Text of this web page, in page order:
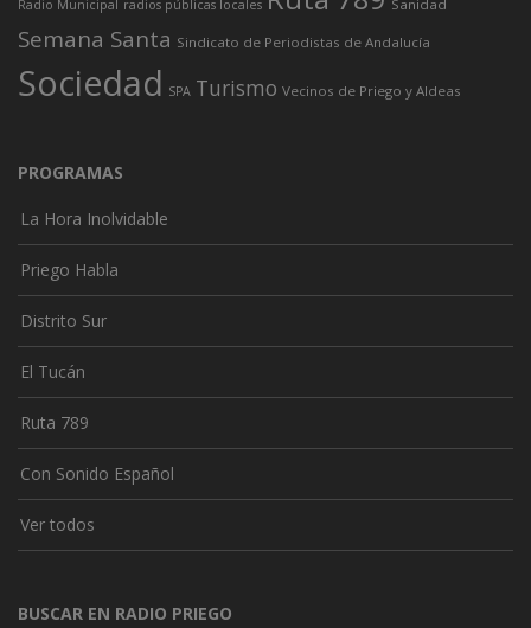
Radio Municipal radios públicas locales Sanidad
Semana Santa Sindicato de Periodistas de Andalucía
Sociedad SPA Turismo Vecinos de Priego y Aldeas
PROGRAMAS
La Hora Inolvidable
Priego Habla
Distrito Sur
El Tucán
Ruta 789
Con Sonido Español
Ver todos
BUSCAR EN RADIO PRIEGO